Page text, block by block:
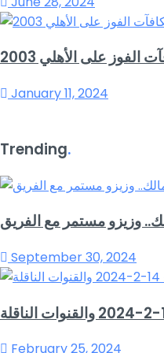
على الأهلي 2003
January 11, 2024
Trending.
وزيزو مستمر مع الفريق
September 30, 2024
February 25, 2024